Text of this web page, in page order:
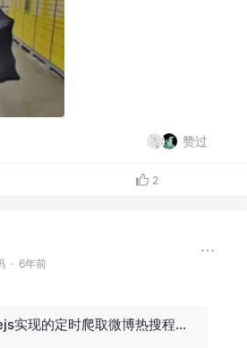
赞过
2
· 6年前
这份nodejs实现的定时爬取微博热搜程序，请查收！